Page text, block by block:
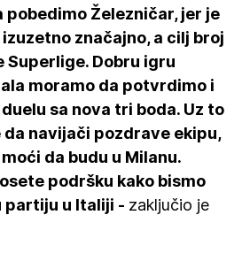
pobedimo Železničar, jer je
značajno, a cilj broj
Superlige. Dobru igru
moramo da potvrdimo i
sa nova tri boda. Uz to
da navijači pozdrave ekipu,
da budu u Milanu.
podršku kako bismo
partiju u Italiji - zaključio je